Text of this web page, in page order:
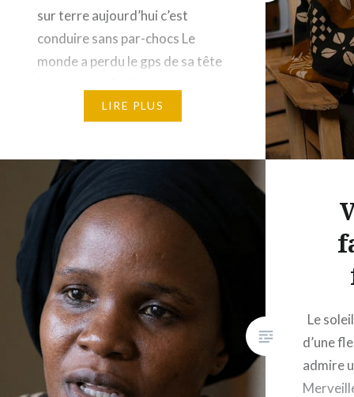
sur terre aujourd’hui c’est
conduire sans par-chocs Le
monde a perdu le gps de sa tête
direction À cause des bêtises
LIRE PLUS
Le
d’une
admire